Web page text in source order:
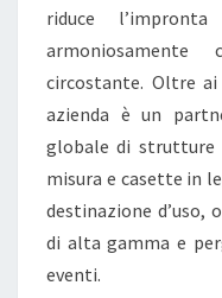
riduce
circostante. Oltre
azienda è un
globale di strutture
misura e casette in
destinazione d’uso,
di alta gamma e
eventi.